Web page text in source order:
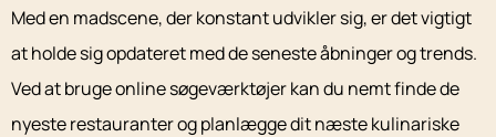
Med en madscene, der konstant udvikler sig, er det vigtigt
at holde sig opdateret med de seneste åbninger og trends.
Ved at bruge online søgeværktøjer kan du nemt finde de
nyeste restauranter og planlægge dit næste kulinariske